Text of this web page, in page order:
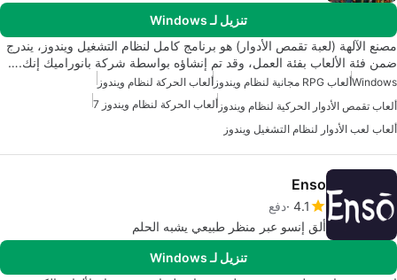
تنزيل لـ Windows
مصنع الآلهة (لعبة تقمص الأدوار) هو برنامج كامل لنظام التشغيل ويندوز، يندرج
ضمن فئة الألعاب بفئة العمل، وقد تم إنشاؤه بواسطة شركة بانوراميك إنك.…
Windowsألعاب RPG مجانية لنظام ويندوز
ألعاب الحركة لنظام ويندوز
ألعاب تقمص الأدوار الحركية لنظام ويندوز ألعاب الحركة لنظام ويندوز 7
ألعاب لعب الأدوار لنظام التشغيل ويندوز
Enso
4.1 دفع
ألقِ إنسو عبر منظر طبيعي يشبه الحلم
تنزيل لـ Windows